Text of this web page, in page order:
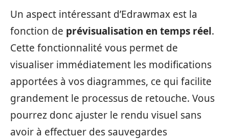
Un aspect intéressant d’Edrawmax est la
fonction de prévisualisation en temps réel.
Cette fonctionnalité vous permet de
visualiser immédiatement les modifications
apportées à vos diagrammes, ce qui facilite
grandement le processus de retouche. Vous
pourrez donc ajuster le rendu visuel sans
avoir à effectuer des sauvegardes